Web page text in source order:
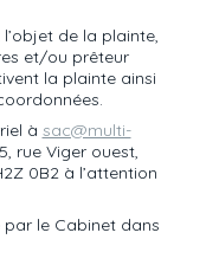
de la plainte,
et/ou prêteur
la plainte ainsi
à sac@multi-
rue Viger ouest,
0B2 à l’attention
le Cabinet dans